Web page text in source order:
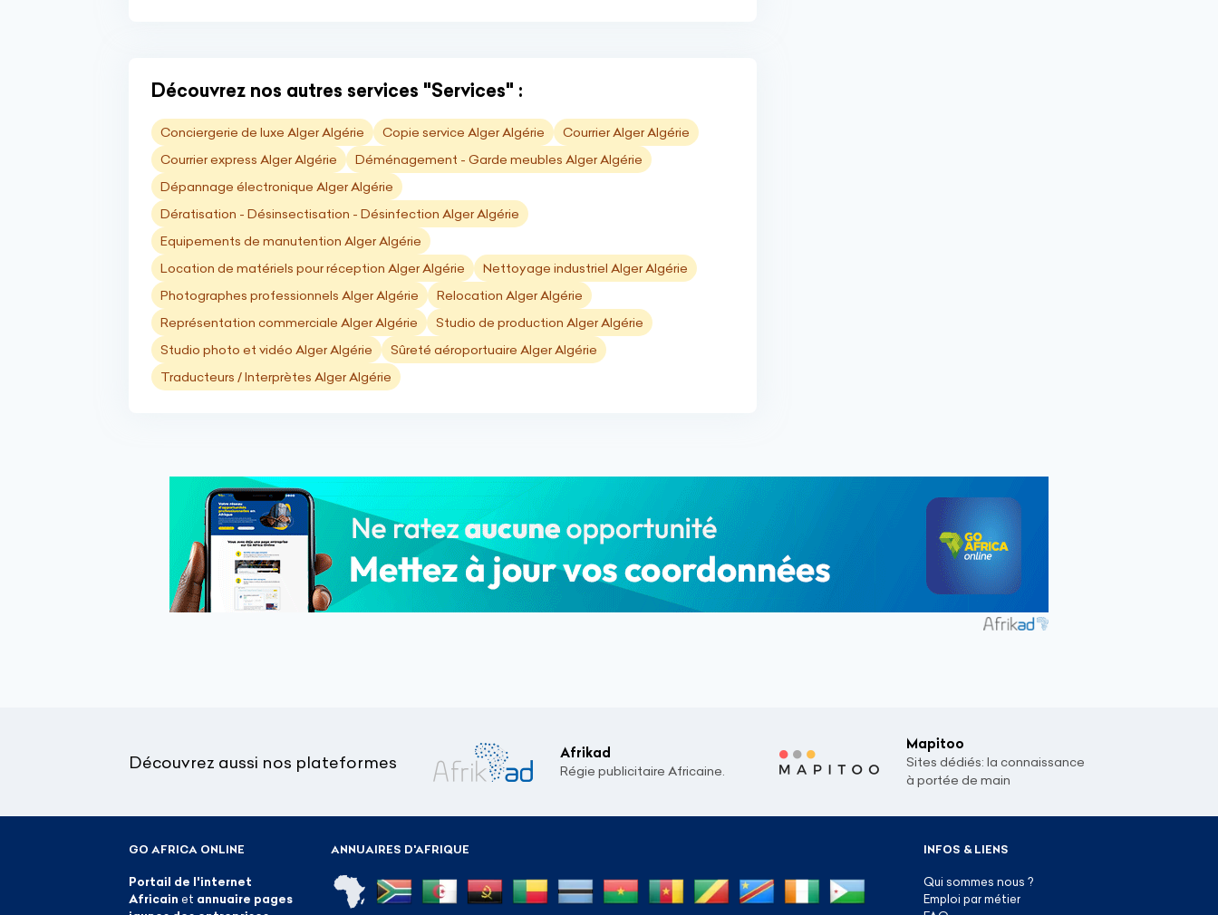
Découvrez nos autres services "Services" :
Conciergerie de luxe Alger Algérie Copie service Alger Algérie
Courrier Alger Algérie
Courrier express Alger Algérie
Déménagement - Garde meubles Alger Algérie
Dépannage électronique Alger Algérie
Dératisation - Désinsectisation - Désinfection Alger Algérie
Equipements de manutention Alger Algérie
Location de matériels pour réception Alger Algérie
Nettoyage industriel Alger Algérie
Photographes professionnels Alger Algérie
Relocation Alger Algérie
Représentation commerciale Alger Algérie
Studio de production Alger Algérie
Studio photo et vidéo Alger Algérie
Sûreté aéroportuaire Alger Algérie
Traducteurs / Interprètes Alger Algérie
Découvrez aussi nos plateformes
Afrikad
Régie publicitaire Africaine.
Mapitoo
Sites dédiés: la connaissance
à portée de main
ANNUAIRES D'AFRIQUE
GO AFRICA ONLINE
Portail de l'internet
Africain et annuaire pages
INFOS & LIENS
Qui sommes nous ?
Emploi par métier